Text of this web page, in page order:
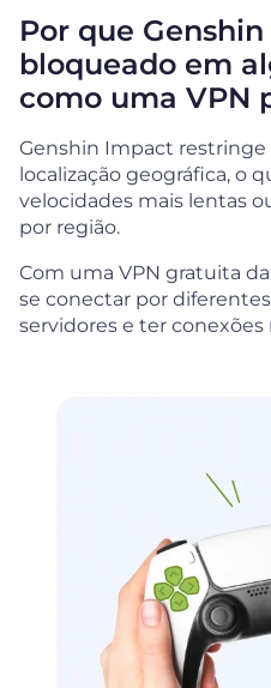
Por que
bloqueado em
como uma VPN
Genshin Impact restringe
localização geográfica, o
velocidades mais lentas
por região.
Com uma VPN gratuita
se conectar por
servidores e ter conexões